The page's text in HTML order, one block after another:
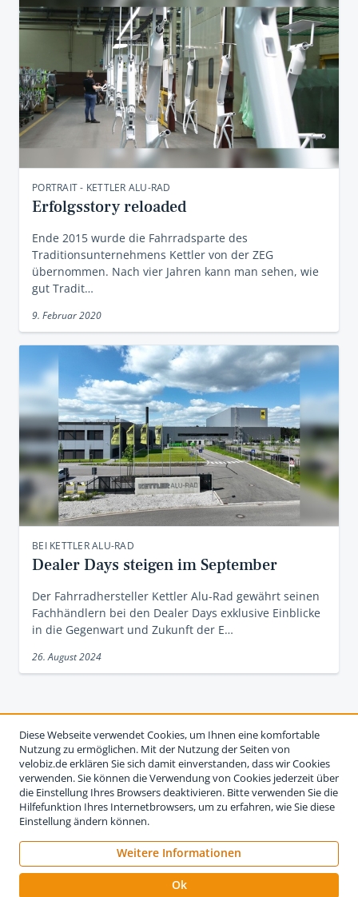
PORTRAIT - KETTLER ALU-RAD
Erfolgsstory ­reloaded
Ende 2015 wurde die Fahrradsparte des
Traditionsunternehmens Kettler von der ZEG
übernommen. Nach vier Jahren kann man sehen, wie
gut Tradit…
9. Februar 2020
BEI KETTLER ALU-RAD
Dealer Days steigen im September
Der Fahrradhersteller Kettler Alu-Rad gewährt seinen
Fachhändlern bei den Dealer Days exklusive Einblicke
in die Gegenwart und Zukunft der E…
26. August 2024
Diese Webseite verwendet Cookies, um Ihnen eine komfortable
Nutzung zu ermöglichen. Mit der Nutzung der Seiten von
velobiz.de erklären Sie sich damit einverstanden, dass wir Cookies
verwenden. Sie können die Verwendung von Cookies jederzeit über
die Einstellung Ihres Browsers deaktivieren. Bitte verwenden Sie die
Hilfefunktion Ihres Internetbrowsers, um zu erfahren, wie Sie diese
Einstellung ändern können.
Weitere Informationen
Ok
Impressum Nutzungsbedingungen
Datenschutzerklärung
Werben auf velobiz.de